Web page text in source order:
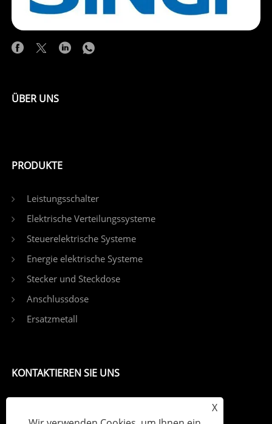
ÜBER UNS
PRODUKTE
Leistungsschalter
Elektrische Verteilungssysteme
Steuerelektrische Systeme
Energie elektrische Systeme
Stecker und Steckdose
Anschlussdose
Ersatzmetall
KONTAKTIEREN SIE UNS
X